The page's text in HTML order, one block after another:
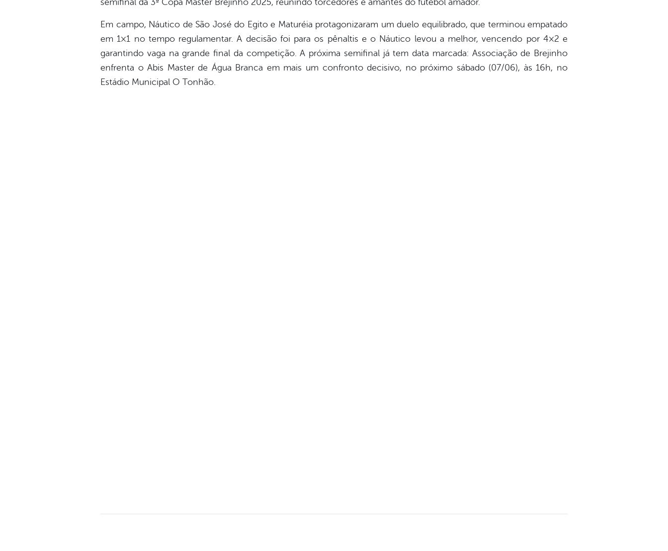
semifinal da 3ª Copa Master Brejinho 2025, reunindo torcedores e amantes do futebol amador.
Em campo, Náutico de São José do Egito e Maturéia protagonizaram um duelo equilibrado, que terminou empatado
em 1×1 no tempo regulamentar. A decisão foi para os pênaltis e o Náutico levou a melhor, vencendo por 4×2 e
garantindo vaga na grande final da competição. A próxima semifinal já tem data marcada: Associação de Brejinho
enfrenta o Abis Master de Água Branca em mais um confronto decisivo, no próximo sábado (07/06), às 16h, no
Estádio Municipal O Tonhão.